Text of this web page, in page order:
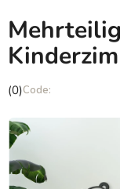
Die
Produktbewertung
ist
0,0
von
5
(0)